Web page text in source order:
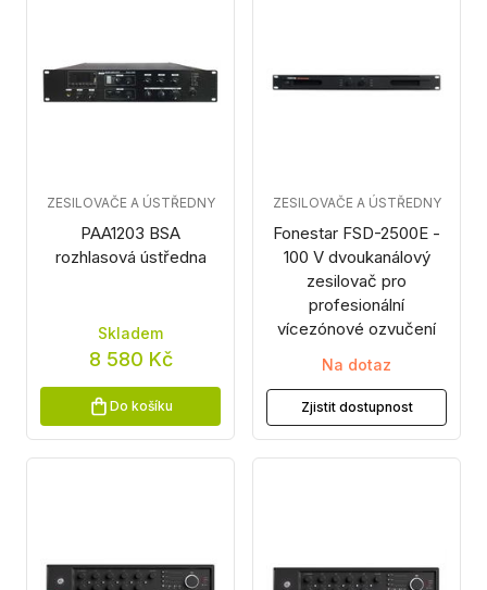
PAA1203 BSA
rozhlasová ústředna
ZESILOVAČE A ÚSTŘEDNY
Skladem
8 580 Kč
Do košíku
Fonestar FSD-2500E -
100 V dvoukanálový
zesilovač pro
profesionální
vícezónové ozvučení
ZESILOVAČE A ÚSTŘEDNY
Na dotaz
Zjistit dostupnost